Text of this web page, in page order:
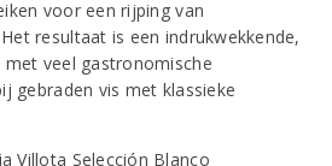
voor een rijping van
resultaat is een indrukwekkende,
veel gastronomische
gebraden vis met klassieke